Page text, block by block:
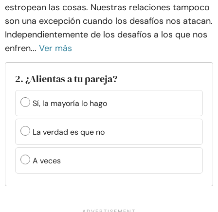
estropean las cosas. Nuestras relaciones tampoco
son una excepción cuando los desafíos nos atacan.
Independientemente de los desafíos a los que nos
enfren... Ver más
2. ¿Alientas a tu pareja?
Sí, la mayoría lo hago
La verdad es que no
A veces